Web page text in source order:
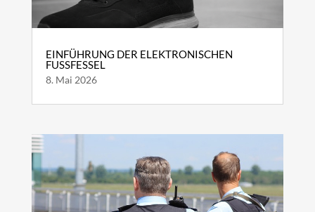
EINFÜHRUNG DER ELEKTRONISCHEN
FUSSFESSEL
8. Mai 2026